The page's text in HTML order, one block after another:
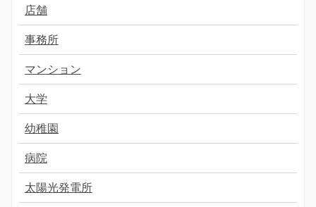
店舗
事務所
マンション
大学
幼稚園
病院
太陽光発電所